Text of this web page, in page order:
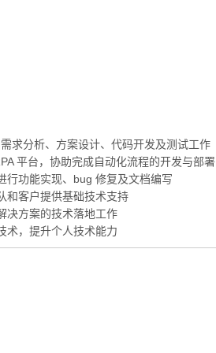
求分析、方案设计、代码开发及测试工作
平台，协助完成自动化流程的开发与部署
行功能实现、bug 修复及文档编写
和客户提供基础技术支持
决方案的技术落地工作
术，提升个人技术能力